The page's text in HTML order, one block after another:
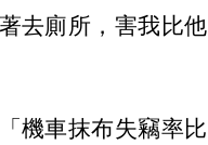
去廁所，害我比他
機車抹布失竊率比